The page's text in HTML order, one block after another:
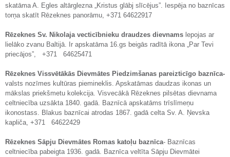
skatāma A. Egles altārglezna „Kristus glābj slīcējus”. Iespēja no baznīcas
torņa skatīt Rēzeknes panorāmu, +371 64622917
Rēzeknes Sv. Nikolaja vecticībnieku draudzes dievnams lepojas ar
lielāko zvanu Baltijā. Ir apskatāma 16.gs beigās radītā ikona „Par Tevi
priecājos”, +371 64625471
Rēzeknes Vissvētākās Dievmātes Piedzimšanas pareizticīgo baznīca-
valsts nozīmes kultūras piemineklis. Apskatāmas daudzas ikonas un
mākslas priekšmetu kolekcija. Visvecākā Rēzeknes pilsētas dievnama
celtniecība uzsākta 1840. gadā. Baznīcā apskatāms trīslīmeņu
ikonostass. Blakus baznīcai atrodas 1867. gadā celta Sv. A. Ņevska
kapliča, +371 64622429
Rēzeknes Sāpju Dievmātes Romas katoļu baznīca- Baznīcas
celtniecība pabeigta 1936. gadā. Baznīca veltīta Sāpju Dievmātei